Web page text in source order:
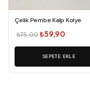
Çelik Pembe Kalp Kolye
₺75,00Orijinal
fiyat:
₺75,00.
₺59,90
andaki
fiyat:
SEPETE EKLE